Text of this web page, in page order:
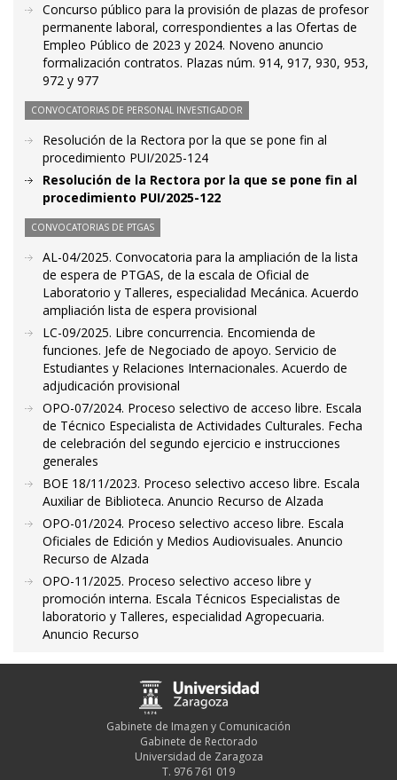
Concurso público para la provisión de plazas de profesor
permanente laboral, correspondientes a las Ofertas de
Empleo Público de 2023 y 2024. Noveno anuncio
formalización contratos. Plazas núm. 914, 917, 930, 953,
972 y 977
CONVOCATORIAS DE PERSONAL INVESTIGADOR
Resolución de la Rectora por la que se pone fin al
procedimiento PUI/2025-124
Resolución de la Rectora por la que se pone fin al
procedimiento PUI/2025-122
CONVOCATORIAS DE PTGAS
AL-04/2025. Convocatoria para la ampliación de la lista
de espera de PTGAS, de la escala de Oficial de
Laboratorio y Talleres, especialidad Mecánica. Acuerdo
ampliación lista de espera provisional
LC-09/2025. Libre concurrencia. Encomienda de
funciones. Jefe de Negociado de apoyo. Servicio de
Estudiantes y Relaciones Internacionales. Acuerdo de
adjudicación provisional
OPO-07/2024. Proceso selectivo de acceso libre. Escala
de Técnico Especialista de Actividades Culturales. Fecha
de celebración del segundo ejercicio e instrucciones
generales
BOE 18/11/2023. Proceso selectivo acceso libre. Escala
Auxiliar de Biblioteca. Anuncio Recurso de Alzada
OPO-01/2024. Proceso selectivo acceso libre. Escala
Oficiales de Edición y Medios Audiovisuales. Anuncio
Recurso de Alzada
OPO-11/2025. Proceso selectivo acceso libre y
promoción interna. Escala Técnicos Especialistas de
laboratorio y Talleres, especialidad Agropecuaria.
Anuncio Recurso
Gabinete de Imagen y Comunicación
Gabinete de Rectorado
Universidad de Zaragoza
T. 976 761 019